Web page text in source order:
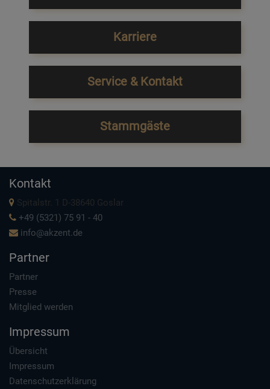
Karriere
Service & Kontakt
Stammgäste
Kontakt
Spitalstr. 1 D-38640 Goslar
+49 (5321) 75 91 - 40
info@akzent.de
Partner
Partner
Presse
Mitglied werden
Impressum
Übersicht
Impressum
Datenschutzerklärung